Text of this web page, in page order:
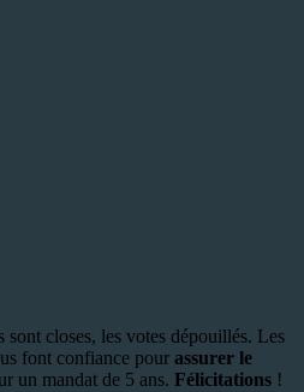
sont closes, les votes dépouillés. Les
font confiance pour assurer le
un mandat de 5 ans. Félicitations !